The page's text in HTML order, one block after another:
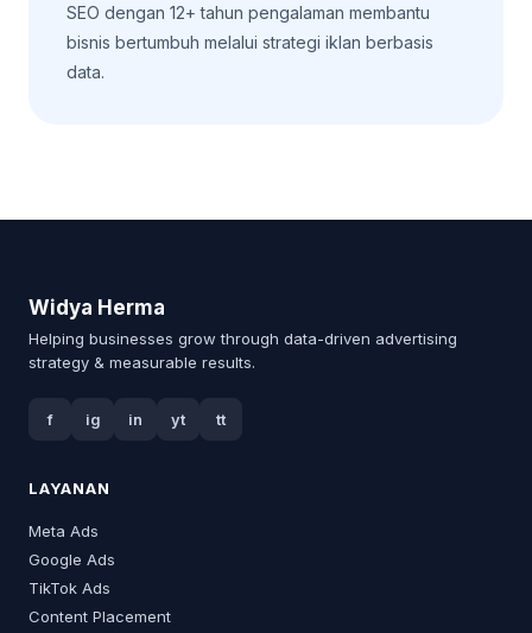
SEO dengan 12+ tahun pengalaman membantu
bisnis bertumbuh melalui strategi iklan berbasis
data.
Widya Herma
Helping businesses grow through data-driven advertising
strategy & measurable results.
f ig in yt tt
LAYANAN
Meta Ads
Google Ads
TikTok Ads
Content Placement